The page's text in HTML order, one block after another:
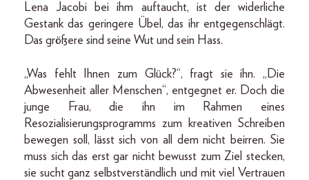
Lena Jacobi bei ihm auftaucht, ist der widerliche
Gestank das geringere Übel, das ihr entgegenschlägt.
Das größere sind seine Wut und sein Hass.
„Was fehlt Ihnen zum Glück?“, fragt sie ihn. „Die
Abwesenheit aller Menschen“, entgegnet er. Doch die
junge Frau, die ihn im Rahmen eines
Resozialisierungsprogramms zum kreativen Schreiben
bewegen soll, lässt sich von all dem nicht beirren. Sie
muss sich das erst gar nicht bewusst zum Ziel stecken,
sie sucht ganz selbstverständlich und mit viel Vertrauen